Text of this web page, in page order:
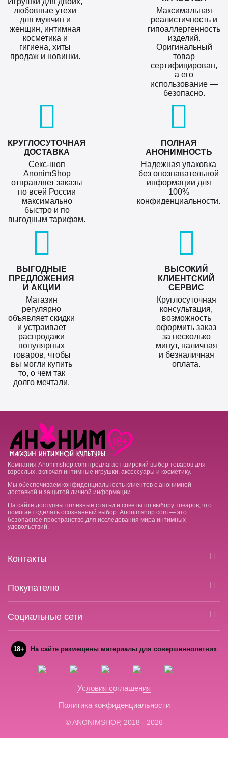
любовные утехи
для мужчин и
женщин, интимная
косметика и
гигиена, хиты
продаж и новинки.
Максимальная
реалистичность и
гипоаллергенность
изделий.
Оригинальный
товар
сертифицирован,
а его
использование —
безопасно.
КРУГЛОСУТОЧНАЯ
ДОСТАВКА
Секс-шоп
AnonimShop
отправляет заказы
по всей России
максимально
быстро и по
выгодным тарифам.
ПОЛНАЯ
АНОНИМНОСТЬ
Надежная упаковка
без опознавательной
информации для
100%
конфиденциальности.
ВЫГОДНЫЕ
ПРЕДЛОЖЕНИЯ
И АКЦИИ
Магазин
регулярно
объявляет скидки
и устраивает
распродажи
популярных
товаров, чтобы
вы могли купить
то, о чем так
долго мечтали.
ВЫСОКИЙ
КЛИЕНТСКИЙ
СЕРВИС
Круглосуточная
консультация,
возможность
оформить заказ
за несколько
минут, наличная
и безналичная
оплата.
Компания Anonimshop.com предлагает широкий выбор товаров для
взрослых, включая интимные игрушки, аксессуары и косметику.
Мы обеспечиваем конфиденциальность клиентов с анонимной
доставкой и защитой личной информации.
На сайте доступны полезные статьи и советы по выбору товаров, что
помогает сделать осознанный выбор. Anonimshop.com — это
безопасное пространство для исследования мира интимных
удовольствий.
Контакты
Покупателю
Социальные сети
18+ На сайте размещены материалы для совершеннолетних
Условия соглашения
Политика конфиденциальности
© ANONIMSHOP, 2018 - 2026